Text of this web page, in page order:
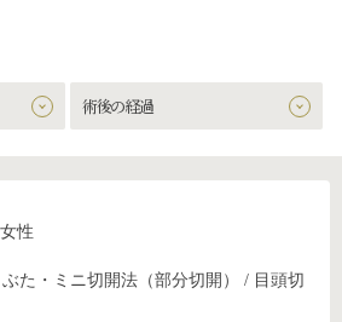
術後の経過
性
た・ミニ切開法（部分切開） / 目頭切